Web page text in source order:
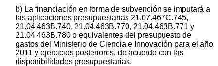
b) La financiación en forma de subvención se imputará a
las aplicaciones presupuestarias 21.07.467C.745,
21.04.463B.740, 21.04.463B.770, 21.04.463B.771 y
21.04.463B.780 o equivalentes del presupuesto de
gastos del Ministerio de Ciencia e Innovación para el año
2011 y ejercicios posteriores, de acuerdo con las
disponibilidades presupuestarias.